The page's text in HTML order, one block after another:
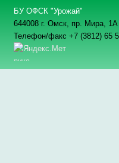
БУ ОФСК "Урожай"
644008 г. Омск, пр. Мира, 1А
Телефон/факс +7 (3812) 65